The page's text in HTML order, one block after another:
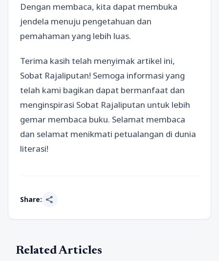
Dengan membaca, kita dapat membuka
jendela menuju pengetahuan dan
pemahaman yang lebih luas.
Terima kasih telah menyimak artikel ini,
Sobat Rajaliputan! Semoga informasi yang
telah kami bagikan dapat bermanfaat dan
menginspirasi Sobat Rajaliputan untuk lebih
gemar membaca buku. Selamat membaca
dan selamat menikmati petualangan di dunia
literasi!
Share: share
Related Articles